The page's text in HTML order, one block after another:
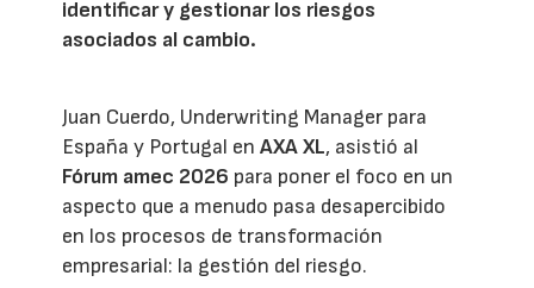
identificar y gestionar los riesgos
asociados al cambio.
Juan Cuerdo, Underwriting Manager para
España y Portugal enAXA XL, asistió al
Fórum amec 2026 para poner el foco en un
aspecto que a menudo pasa desapercibido
en los procesos de transformación
empresarial: la gestión del riesgo.